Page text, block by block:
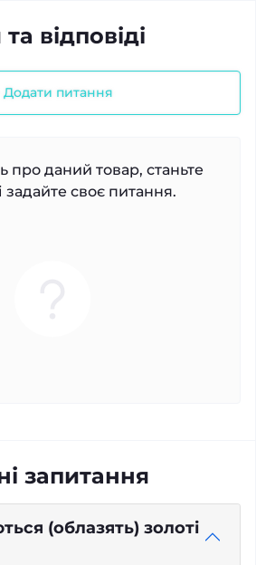
відповіді
Додати питання
про даний товар, станьте
своє питання.
запитання
(облазять) золоті